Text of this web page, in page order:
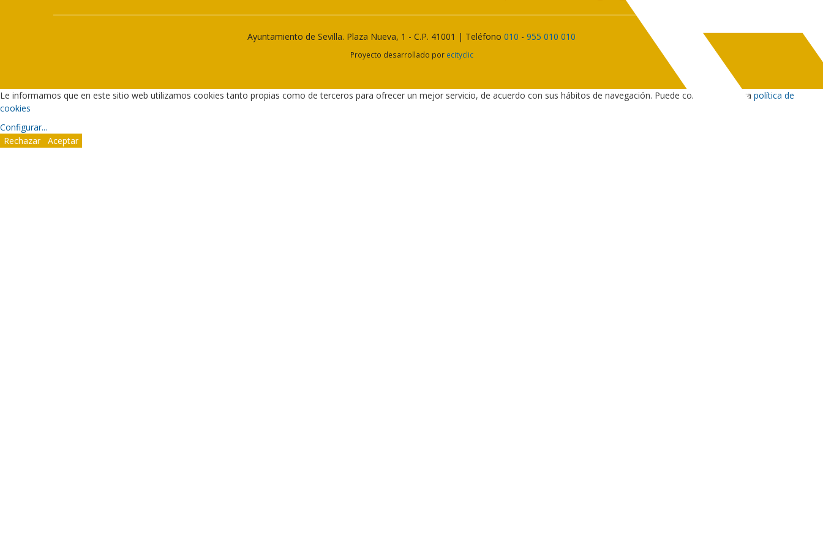
Ayuntamiento de Sevilla. Plaza Nueva, 1 - C.P. 41001 | Teléfono 010 - 955 010 010
Proyecto desarrollado por ecityclic
Le informamos que en este sitio web utilizamos cookies tanto propias como de terceros para ofrecer un mejor servicio, de acuerdo con sus hábitos de navegación. Puede consultar nuestra política de
cookies
Configurar...
Rechazar
Aceptar